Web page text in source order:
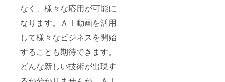
なく、様々な応用が可能に
なります。ＡＩ動画を活用
して様々なビジネスを開始
することも期待できます。
どんな新しい技術が出現す